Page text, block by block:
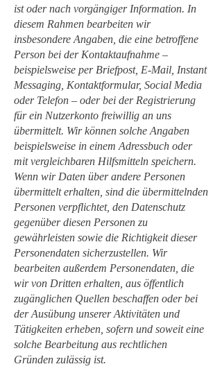
ist oder nach vorgängiger Information. In
diesem Rahmen bearbeiten wir
insbesondere Angaben, die eine betroffene
Person bei der Kontaktaufnahme –
beispielsweise per Briefpost, E-Mail, Instant
Messaging, Kontaktformular, Social Media
oder Telefon – oder bei der Registrierung
für ein Nutzerkonto freiwillig an uns
übermittelt. Wir können solche Angaben
beispielsweise in einem Adressbuch oder
mit vergleichbaren Hilfsmitteln speichern.
Wenn wir Daten über andere Personen
übermittelt erhalten, sind die übermittelnden
Personen verpflichtet, den Datenschutz
gegenüber diesen Personen zu
gewährleisten sowie die Richtigkeit dieser
Personendaten sicherzustellen. Wir
bearbeiten außerdem Personendaten, die
wir von Dritten erhalten, aus öffentlich
zugänglichen Quellen beschaffen oder bei
der Ausübung unserer Aktivitäten und
Tätigkeiten erheben, sofern und soweit eine
solche Bearbeitung aus rechtlichen
Gründen zulässig ist.